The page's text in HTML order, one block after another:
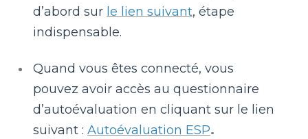
d’abord sur le lien suivant, étape
indispensable.
Quand vous êtes connecté, vous
pouvez avoir accès au questionnaire
d’autoévaluation en cliquant sur le lien
suivant : Autoévaluation ESP.